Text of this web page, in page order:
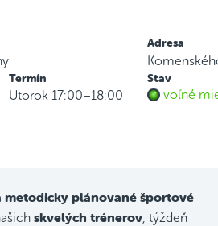
Adresa
Termín
Utorok 17:00–18:00
Stav
voľné
metodicky plánované športové
skvelých trénerov , týždeň